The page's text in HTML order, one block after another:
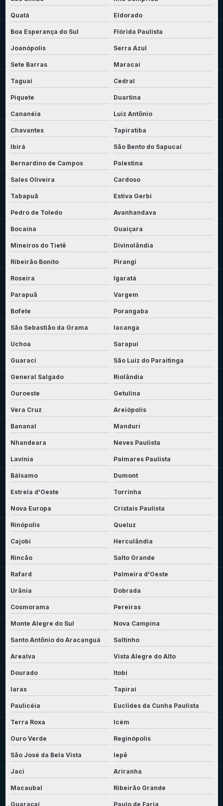
Quatá Eldorado
Boa Esperança do Sul Flórida Paulista
Joanópolis Serra Azul
Sete Barras Maracaí
Taguaí Cedral
Piquete Duartina
Cananéia Luiz Antônio
Chavantes Tapiratiba
Ibirá São Bento do Sapucaí
Bernardino de Campos Palestina
Sales Oliveira Cardoso
Tabapuã Estiva Gerbi
Pedro de Toledo Avanhandava
Bocaina Guaiçara
Mineiros do Tietê Divinolândia
Ribeirão Bonito Pirangi
Roseira Igaratá
Parapuã Vargem
Bofete Porangaba
São Sebastião da Grama Iacanga
Uchoa Sarapuí
Guaraci São Luiz do Paraitinga
General Salgado Riolândia
Ouroeste Getulina
Vera Cruz Areiópolis
Bananal Manduri
Nhandeara Neves Paulista
Lavínia Palmares Paulista
Bálsamo Dumont
Estrela d'Oeste Torrinha
Nova Europa Cristais Paulista
Rinópolis Queluz
Cajobi Herculândia
Rincão Salto Grande
Rafard Palmeira d'Oeste
Urânia Dobrada
Cosmorama Pereiras
Monte Alegre do Sul Nova Campina
Santo Antônio do Aracanguá Saltinho
Arealva Vista Alegre do Alto
Dourado Itobi
Iaras Tapiraí
Paulicéia Euclides da Cunha Paulista
Terra Roxa Icém
Ouro Verde Reginópolis
São José da Bela Vista Iepê
Jaci Ariranha
Macaubal Ribeirão Grande
Guaraçaí Paulo de Faria